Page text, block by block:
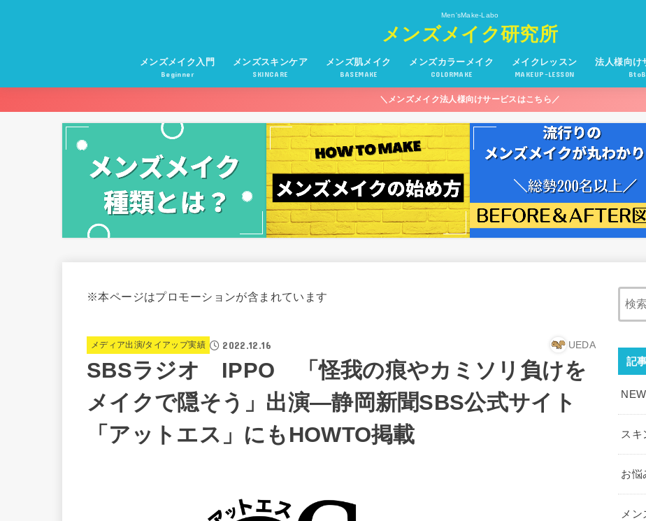
Men'sMake-Labo
メンズメイク研究所
メンズメイク入門
Beginner
メンズスキンケア
SKINCARE
メンズ肌メイク
BASEMAKE
メンズカラーメイク
COLORMAKE
メイクレッスン
MAKEUP-LESSON
法人様向け
BtoB
＼メンズメイク法人様向けサービスはこちら／
※本ページはプロモーションが含まれています
メディア出演/タイアップ実績 2022.12.16 UEDA
SBSラジオ IPPO 「怪我の痕やカミソリ負けを
メイクで隠そう」出演―静岡新聞SBS公式サイト
「アットエス」にもHOWTO掲載
記
スキ
お悩
メン